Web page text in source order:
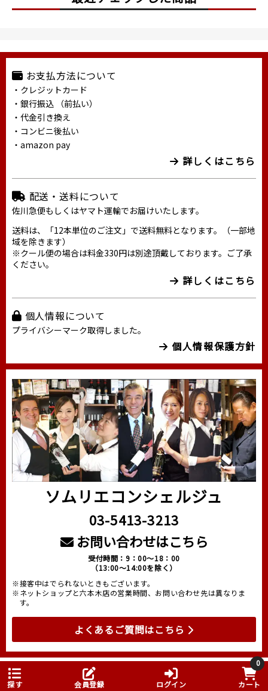
探す 会員登録 ログイン
0
カート
お支払方法について
・クレジットカード
・銀行振込 （前払い）
・代金引き換え
・コンビニ後払い
・amazon pay
詳しくはこちら
配送・送料について
佐川急便もしくはヤマト運輸でお届けいたします。
送料は、「12本単位のご注文」で送料無料となります。（一部地
域を除きます）
※クール便の場合は料金330円は別途頂戴しております。ご了承
ください。
詳しくはこちら
個人情報について
プライバシーマーク取得しました。
個人情報保護方針
ソムリエコンシェルジュ
03-5413-3213
お問い合わせはこちら
受付時間：9：00～18：00
（13:00～14:00を除く）
※接客中はでられないときもございます。
※ネットショップと六本木店の営業時間、お問い合わせ先は異なりま
す。
よくあるご質問はこちら